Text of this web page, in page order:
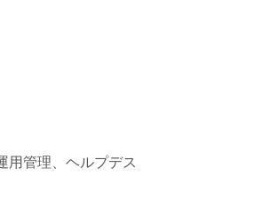
用管理、ヘルプデス